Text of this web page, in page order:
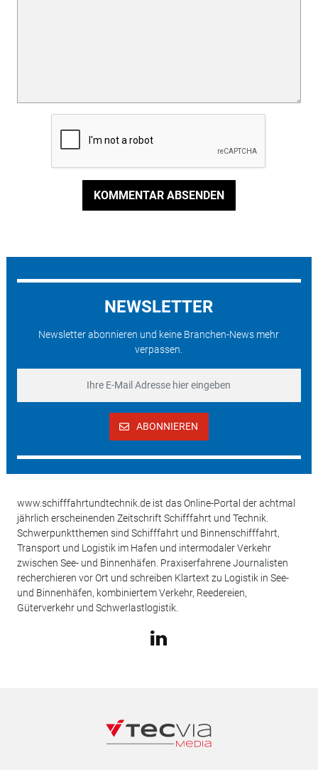
KOMMENTAR ABSENDEN
NEWSLETTER
Newsletter abonnieren und keine Branchen-News mehr
verpassen.
ABONNIEREN
www.schifffahrtundtechnik.de ist das Online-Portal der achtmal
jährlich erscheinenden Zeitschrift Schifffahrt und Technik.
Schwerpunktthemen sind Schifffahrt und Binnenschifffahrt,
Transport und Logistik im Hafen und intermodaler Verkehr
zwischen See- und Binnenhäfen. Praxiserfahrene Journalisten
recherchieren vor Ort und schreiben Klartext zu Logistik in See-
und Binnenhäfen, kombiniertem Verkehr, Reedereien,
Güterverkehr und Schwerlastlogistik.